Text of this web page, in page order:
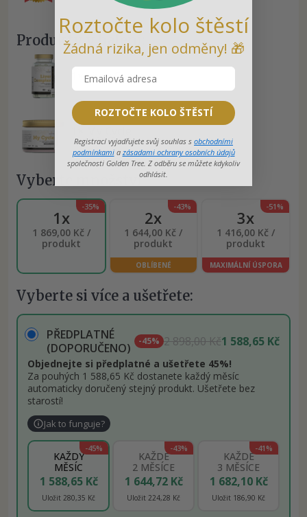
Produkty v balení:
1× Liver Complex
Vyberte množství
-35%
1x
1 869,00 Kč /
produkt
-43%
2x
1 644,00 Kč /
produkt
OBLÍBENÉ
-51%
3x
1 416,00 Kč /
produkt
MAXIMÁLNÍ ÚSPORA
Vyberte si více a ušetřete:
PŘEDPLATNÉ
(DOPORUČENO)
-45% 2 898,00 Kč1 588,65 Kč
Objednejte si předplatné a ušetřete 45%!
Za pouhých 1 588,65 Kč dostanete každý měsíc
automaticky doručený stejný produkt. Ušetřete bez
starostí!
Jak to funguje?
-45%
KAŽDÝ
MĚSÍC
1 588,65 Kč
Uložit 280,35 Kč
-43%
KAŽDÉ
2 MĚSÍCE
1 644,72 Kč
Uložit 224,28 Kč
-41%
KAŽDÉ
3 MĚSÍCE
1 682,10 Kč
Uložit 186,90 Kč
Roztočte kolo štěstí
Žádná rizika, jen odměny! 🎁
ROZTOČTE KOLO ŠTĚSTÍ
Registrací vyjadřujete svůj souhlas s obchodními
podmínkami a zásadami ochrany osobních údajů
společnosti Golden Tree. Z odběru se můžete kdykoliv
odhlásit.